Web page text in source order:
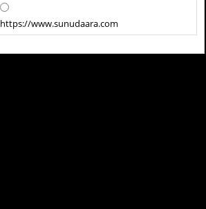
https://www.sunudaara.com